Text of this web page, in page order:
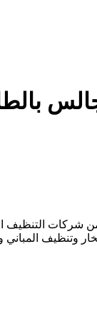
التنظيف
وتنظيف